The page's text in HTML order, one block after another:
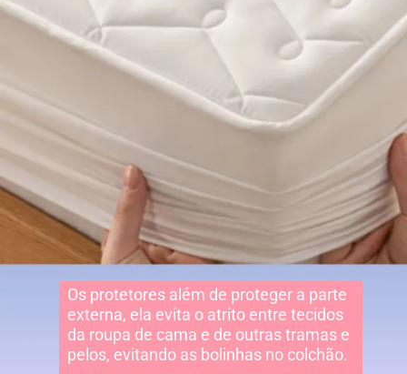
Os protetores além de proteger a parte
externa, ela evita o atrito entre tecidos
da roupa de cama e de outras tramas e
pelos, evitando as bolinhas no colchão.